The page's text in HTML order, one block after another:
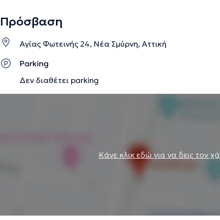
Πρόσβαση
Αγίας Φωτεινής 24, Νέα Σμύρνη, Αττική
Parking
Δεν διαθέτει parking
Κάνε κλικ εδώ για να δεις τον